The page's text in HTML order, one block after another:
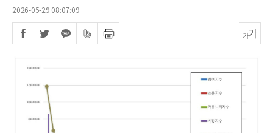
2026-05-29 08:07:09